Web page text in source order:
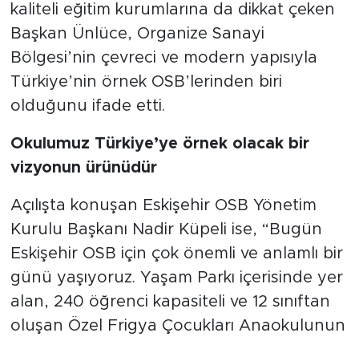
kaliteli eğitim kurumlarına da dikkat çeken
Başkan Ünlüce, Organize Sanayi
Bölgesi’nin çevreci ve modern yapısıyla
Türkiye’nin örnek OSB’lerinden biri
olduğunu ifade etti.
Okulumuz Türkiye’ye örnek olacak bir
vizyonun ürünüdür
Açılışta konuşan Eskişehir OSB Yönetim
Kurulu Başkanı Nadir Küpeli ise, “Bugün
Eskişehir OSB için çok önemli ve anlamlı bir
günü yaşıyoruz. Yaşam Parkı içerisinde yer
alan, 240 öğrenci kapasiteli ve 12 sınıftan
oluşan Özel Frigya Çocukları Anaokulunun